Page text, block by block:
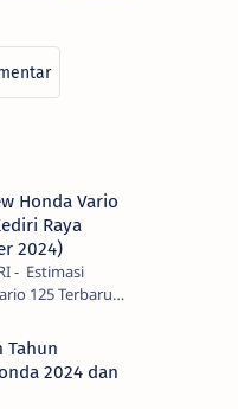
Honda Vario
Raya
2024)
- Estimasi
125 Terbaru
September
Astra Honda
Tahun
2024 dan